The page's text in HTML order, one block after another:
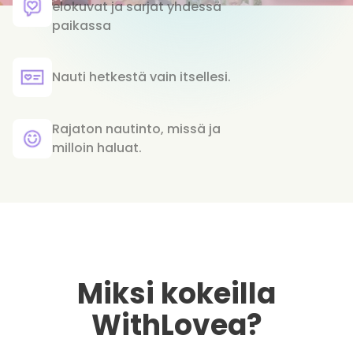
elokuvat ja sarjat yhdessä
paikassa
Nauti hetkestä vain itsellesi.
Rajaton nautinto, missä ja
milloin haluat.
Miksi kokeilla
WithLovea?